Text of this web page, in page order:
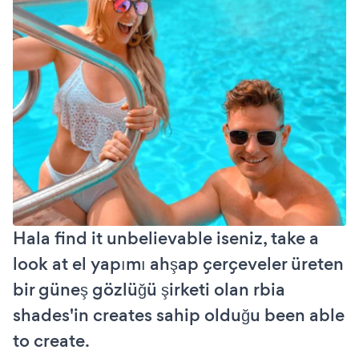
Hala find it unbelievable iseniz, take a
look at el yapımı ahşap çerçeveler üreten
bir güneş gözlüğü şirketi olan rbia
shades'in creates sahip olduğu been able
to create.